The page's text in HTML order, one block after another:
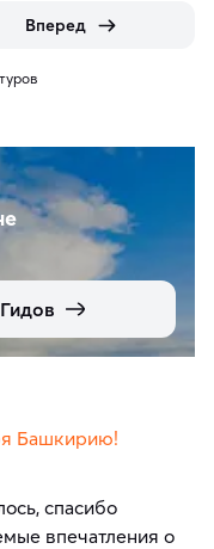
Вперед
Башкирию!
спасибо
впечатления о